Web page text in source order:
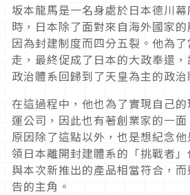
坂本龍馬是一名身處於日本德川
時，日本除了面對來自海外國家
因為封建制度而四分五裂。他為
走，最終促成了日本的大政奉還
政治體系回歸到了天皇為主的政治
在這過程中，他也為了實現自己
運公司，因此也有著創業家的一
原因除了這點以外，也是想紀念
領日本離開封建體系的「挑戰者
與本次新推出的產品相當符合，
告的主角。